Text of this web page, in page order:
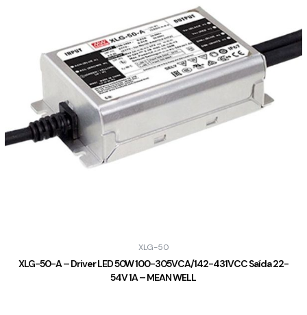
XLG-50
XLG-50-A – Driver LED 50W 100-305VCA/142-431VCC Saída 22-
54V 1A – MEAN WELL